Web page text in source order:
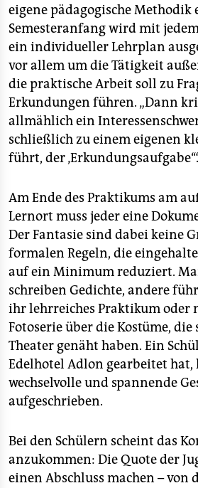
eigene pädagogische
Semesteranfang wird mit
ein individueller Lehrplan
vor allem um die Tätigkeit
die praktische Arbeit soll zu
Erkundungen führen. „Dann
allmählich ein
schließlich zu einem eigenen
führt, der ‚Erkundungsaufgabe‘“.
Am Ende des Praktikums am
Lernort muss jeder eine
Der Fantasie sind dabei keine
formalen Regeln, die
auf ein Minimum reduziert.
schreiben Gedichte, andere
ihr lehrreiches Praktikum oder
Fotoserie über die Kostüme,
Theater genäht haben. Ein
Edelhotel Adlon gearbeitet hat,
wechselvolle und spannende
aufgeschrieben.
Bei den Schülern scheint das
anzukommen: Die Quote der
einen Abschluss machen – von